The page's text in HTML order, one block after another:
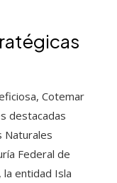
Cotemar
destacadas
Naturales
Federal de
la entidad Isla